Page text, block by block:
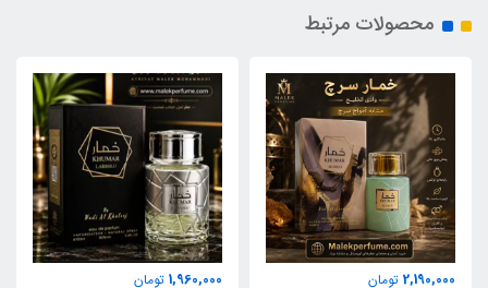
محصولات مرتبط
2,190,000 تومان
1,960,000 تومان